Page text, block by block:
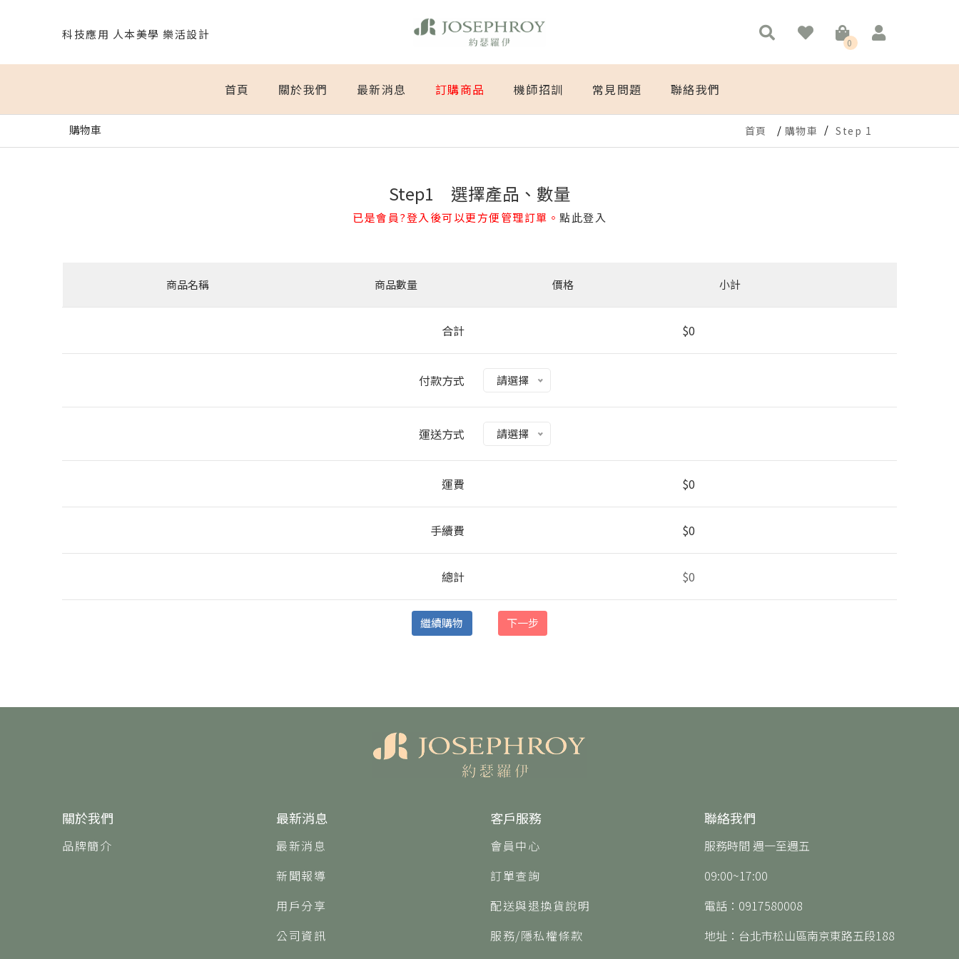
科技應用 人本美學 樂活設計
0
首頁 關於我們 最新消息 訂購商品 機師招訓 常見問題 聯絡我們
購物車 首頁 購物車 Step 1
Step1 選擇產品、數量
已是會員?登入後可以更方便管理訂單。 點此登入
商品名稱 商品數量 價格 小計
合計 $0
付款方式 請選擇
運送方式 請選擇
運費 $0
手續費 $0
總計 $0
關於我們
品牌簡介
最新消息
最新消息
新聞報導
用戶分享
公司資訊
客戶服務
會員中心
訂單查詢
配送與退換貨說明
服務/隱私權條款
聯絡我們
服務時間 週一至週五
09:00~17:00
電話：0917580008
地址：台北市松山區南京東路五段188